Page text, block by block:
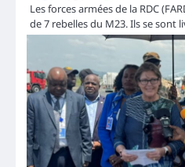
Les forces armées de la RDC
de 7 rebelles du M23. Ils se sont